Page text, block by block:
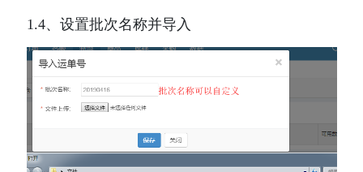
1.4、设置批次名称并导入